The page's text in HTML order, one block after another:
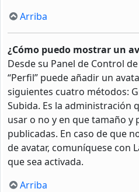
Arriba
¿Cómo puedo mostrar un
Desde su Panel de Control
“Perfil” puede añadir un
siguientes cuatro métodos:
Subida. Es la administración
usar o no y en que tamaño y
publicadas. En caso de que
de avatar, comuníquese con
que sea activada.
Arriba